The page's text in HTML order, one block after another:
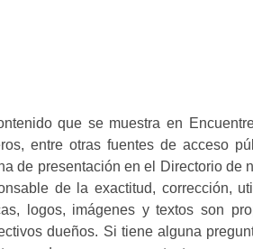
que se muestra en
entre otras fuentes de acceso
de presentación en el Directorio de
de la exactitud, corrección,
logos, imágenes y textos son
dueños. Si tiene alguna